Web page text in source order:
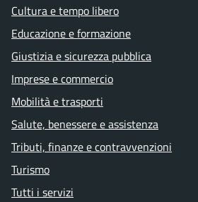
Cultura e tempo libero
Educazione e formazione
Giustizia e sicurezza pubblica
Imprese e commercio
Mobilità e trasporti
Salute, benessere e assistenza
Tributi, finanze e contravvenzioni
Turismo
Tutti i servizi